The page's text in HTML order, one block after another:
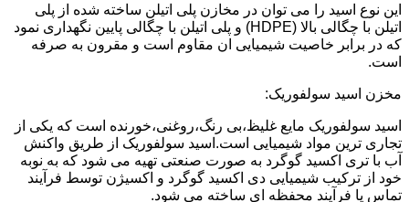
این نوع اسید را می توان در مخازن پلی اتیلن ساخته شده از پلی
اتیلن با چگالی بالا (HDPE) و پلی اتیلن با چگالی پایین نگهداری نمود
که در برابر خاصیت شیمیایی ان مقاوم است و مقرون به صرفه
است.
مخزن اسید سولفوریک:
اسید سولفوریک مایع غلیظ،بی رنگ،روغنی،خورنده است که یکی از
تجاری ترین مواد شیمیایی است.اسید سولفوریک از طریق واکنش
آب با تری اکسید گوگرد به صورت صنعتی تهیه می شود که به نوبه
خود از ترکیب شیمیایی دی اکسید گوگرد و اکسیژن توسط فرآیند
تماس یا فرآیند محفظه ای ساخته می شود.